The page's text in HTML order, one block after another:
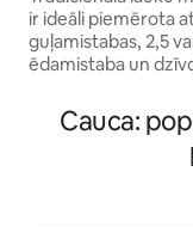
ir ideāli piemērota
guļamistabas, 2,5
ēdamistaba un
malkā.
bet var uzņemt
padeve. Mobilā
Cauca: